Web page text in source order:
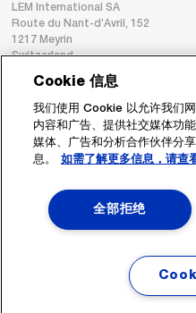
LEM International SA
Route du Nant-d’Avril, 152
1217 Meyrin
Switzerland
Fax : +41 22 794 94 78
Cookie 信息
我们使用 Cookie 以允许我们
内容和广告、提供社交媒体功
媒体、广告和分析合作伙伴分
息。
如需了解更多信息，请查
全部拒绝